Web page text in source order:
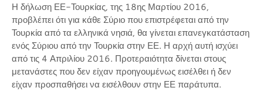
Η δήλωση ΕΕ-Τουρκίας, της 18ης Μαρτίου 2016,
προβλέπει ότι για κάθε Σύριο που επιστρέφεται από την
Τουρκία από τα ελληνικά νησιά, θα γίνεται επανεγκατάσταση
ενός Σύριου από την Τουρκία στην ΕΕ. Η αρχή αυτή ισχύει
από τις 4 Απριλίου 2016. Προτεραιότητα δίνεται στους
μετανάστες που δεν είχαν προηγουμένως εισέλθει ή δεν
είχαν προσπαθήσει να εισέλθουν στην ΕΕ παράτυπα.